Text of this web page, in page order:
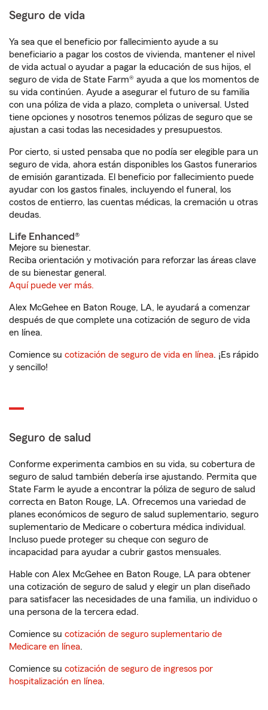
Seguro de vida
Ya sea que el beneficio por fallecimiento ayude a su
beneficiario a pagar los costos de vivienda, mantener el nivel
de vida actual o ayudar a pagar la educación de sus hijos, el
seguro de vida de State Farm® ayuda a que los momentos de
su vida continúen. Ayude a asegurar el futuro de su familia
con una póliza de vida a plazo, completa o universal. Usted
tiene opciones y nosotros tenemos pólizas de seguro que se
ajustan a casi todas las necesidades y presupuestos.
Por cierto, si usted pensaba que no podía ser elegible para un
seguro de vida, ahora están disponibles los Gastos funerarios
de emisión garantizada. El beneficio por fallecimiento puede
ayudar con los gastos finales, incluyendo el funeral, los
costos de entierro, las cuentas médicas, la cremación u otras
deudas.
Life Enhanced®
Mejore su bienestar.
Reciba orientación y motivación para reforzar las áreas clave
de su bienestar general.
Aquí puede ver más.
Alex McGehee en Baton Rouge, LA, le ayudará a comenzar
después de que complete una cotización de seguro de vida
en línea.
Comience su cotización de seguro de vida en línea. ¡Es rápido
y sencillo!
Seguro de salud
Conforme experimenta cambios en su vida, su cobertura de
seguro de salud también debería irse ajustando. Permita que
State Farm le ayude a encontrar la póliza de seguro de salud
correcta en Baton Rouge, LA. Ofrecemos una variedad de
planes económicos de seguro de salud suplementario, seguro
suplementario de Medicare o cobertura médica individual.
Incluso puede proteger su cheque con seguro de
incapacidad para ayudar a cubrir gastos mensuales.
Hable con Alex McGehee en Baton Rouge, LA para obtener
una cotización de seguro de salud y elegir un plan diseñado
para satisfacer las necesidades de una familia, un individuo o
una persona de la tercera edad.
Comience su cotización de seguro suplementario de
Medicare en línea.
Comience su cotización de seguro de ingresos por
hospitalización en línea.